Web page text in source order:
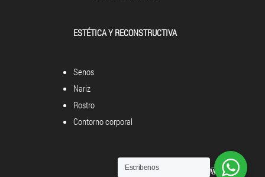
ESTÉTICA Y RECONSTRUCTIVA
Senos
Nariz
Rostro
Contorno corporal
Escribenos